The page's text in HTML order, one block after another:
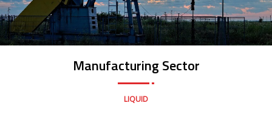
Manufacturing Sector
LIQUID